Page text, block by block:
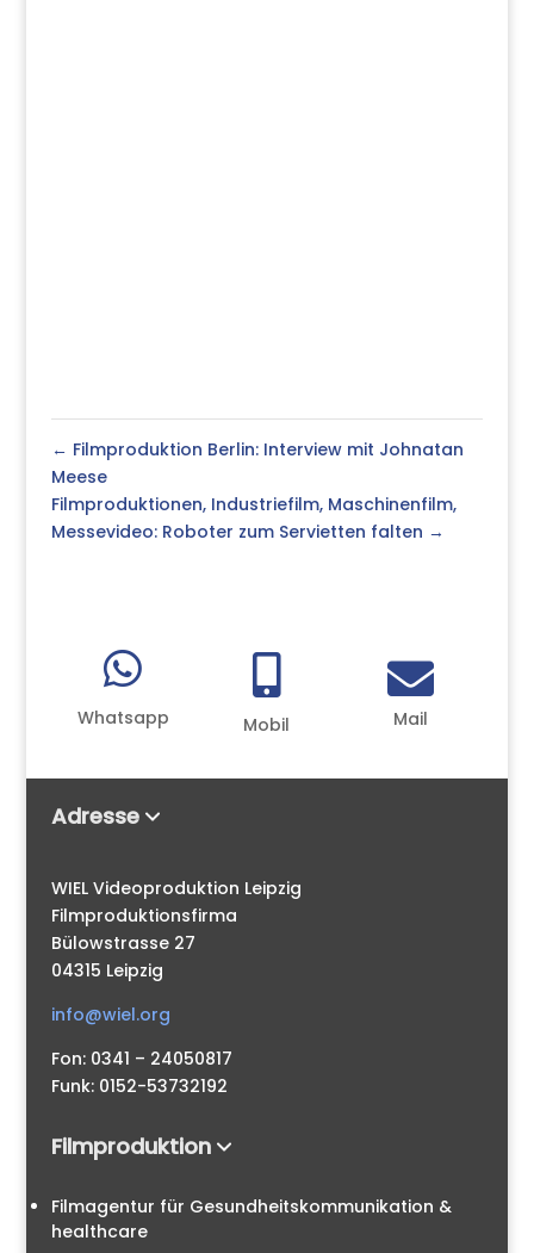
← Filmproduktion Berlin: Interview mit Johnatan
Meese
Filmproduktionen, Industriefilm, Maschinenfilm,
Messevideo: Roboter zum Servietten falten →

Whatsapp

Mobil

Mail
Adresse
WIEL Videoproduktion Leipzig
Filmproduktionsfirma
Bülowstrasse 27
04315 Leipzig
info@wiel.org
Fon: 0341 – 24050817
Funk: 0152-53732192
Filmproduktion
Filmagentur für Gesundheitskommunikation &
healthcare